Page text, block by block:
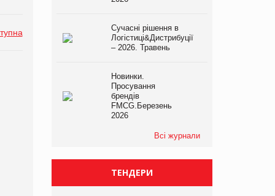
Сучасні рішення в
Логістиці&Дистрибуції
– 2026. Травень
Новинки.
Просування
брендів
FMCG.Березень
2026
Всі журнали
ТЕНДЕРИ